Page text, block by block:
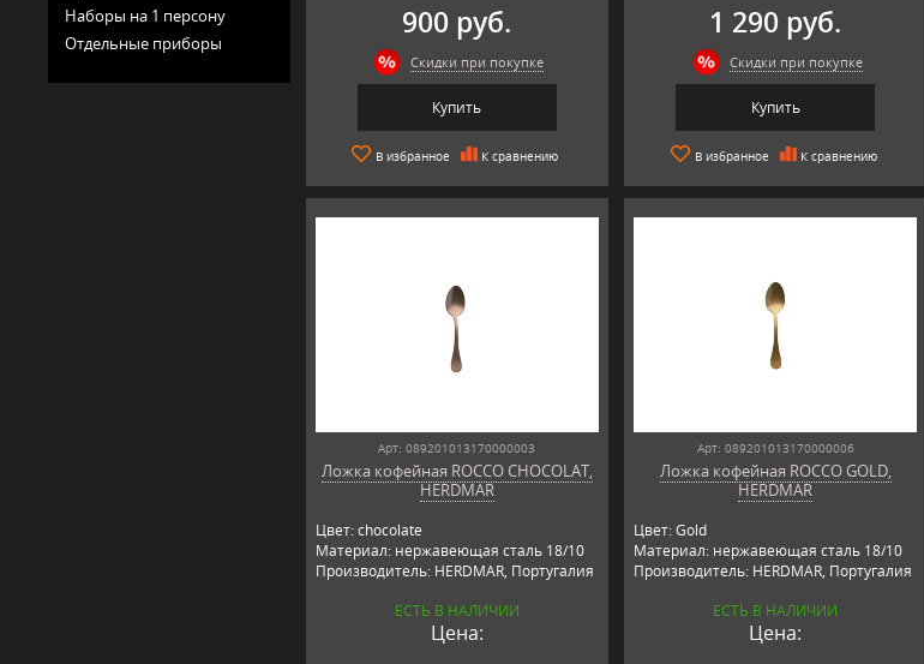
Наборы на 1 персону
Отдельные приборы
900 руб.
Скидки при покупке
Купить
В избранное К сравнению
1 290 руб.
Скидки при покупке
Купить
В избранное К сравнению
Арт: 089201013170000003
Ложка кофейная ROCCO CHOCOLAT,
HERDMAR
Цвет: chocolate
Материал: нержавеющая сталь 18/10
Производитель: HERDMAR, Португалия
ЕСТЬ В НАЛИЧИИ
Цена:
Арт: 089201013170000006
Ложка кофейная ROCCO GOLD,
HERDMAR
Цвет: Gold
Материал: нержавеющая сталь 18/10
Производитель: HERDMAR, Португалия
ЕСТЬ В НАЛИЧИИ
Цена: